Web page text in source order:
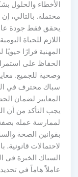
الأخطاء والحلول
محتملة. بالتالي،
يحقق فقط جودة
اللازم للحياة
المهنية قرارًا
الحفاظ على
وصحية للجميع.
سباك محترف في
المعايير لضمان
يجب التأكد من أن
لممارسة عمله
بقوانين الصحة
لاحتمالات
السباك الخبرة في
عاملاً هاماً في